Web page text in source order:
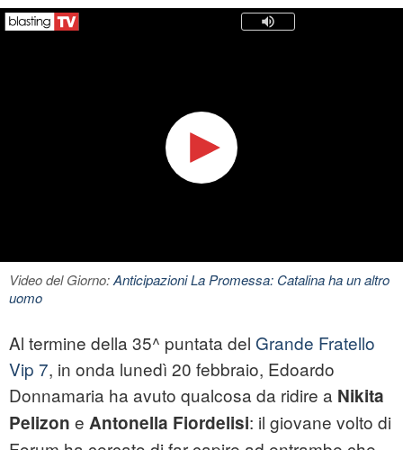
Video del Giorno:Anticipazioni La Promessa: Catalina ha un altro
uomo
Al termine della 35^ puntata del Grande Fratello
Vip 7, in onda lunedì 20 febbraio, Edoardo
Donnamaria ha avuto qualcosa da ridire a Nikita
Pelizon e Antonella Fiordelisi: il giovane volto di